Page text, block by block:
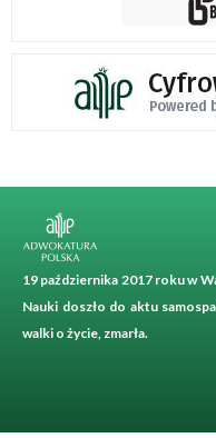
19 października 2017 roku w
Nauki doszło do aktu
walki o życie, zmarła.